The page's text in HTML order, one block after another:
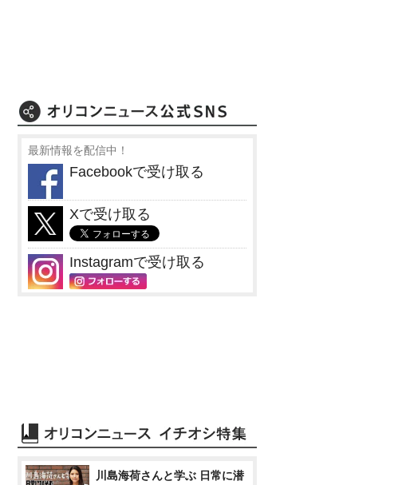
最新情報を配信中！
Facebookで受け取る
Xで受け取る
Instagramで受け取る
川島海荷さんと学ぶ 日常に潜